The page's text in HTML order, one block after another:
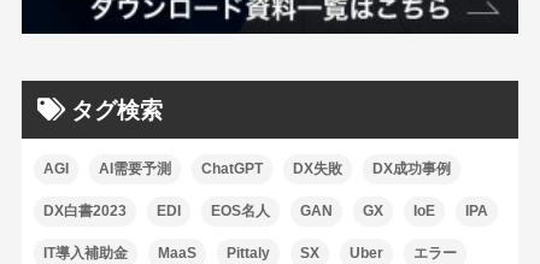
タグ検索
AGI AI需要予測 ChatGPT DX失敗 DX成功事例
DX白書2023 EDI EOS名人 GAN GX IoE IPA
IT導入補助金 MaaS Pittaly SX Uber エラー